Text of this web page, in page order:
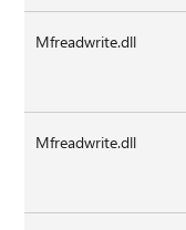
Mfreadwrite.dll
Mfreadwrite.dll